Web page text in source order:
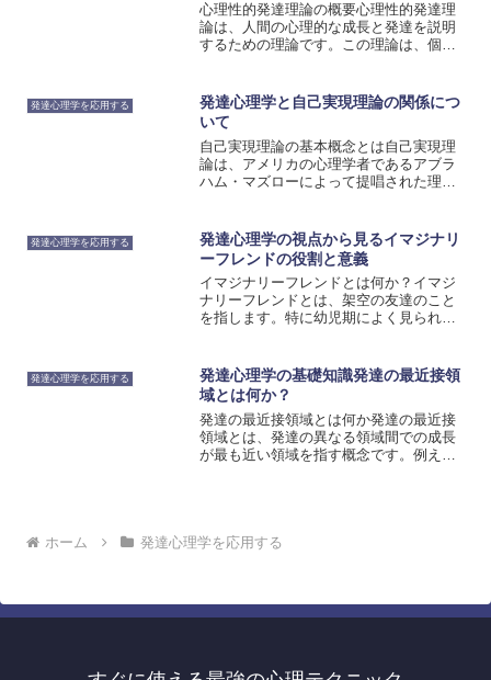
心理性的発達理論の概要心理性的発達理
論は、人間の心理的な成長と発達を説明
するための理論です。この理論は、個人
ターンを説明します。代表的な心理性的
発達理論の一つは、フロイ...
発達心理学を応用する
発達心理学と自己実現理論の関係につ
いて
自己実現理論の基本概念とは自己実現理
論は、アメリカの心理学者であるアブラ
ハム・マズローによって提唱された理論
重視する心理学の理論です。この理論
は、人間の成長や発達におい...
発達心理学を応用する
発達心理学の視点から見るイマジナリ
ーフレンドの役割と意義
イマジナリーフレンドとは何か？イマジ
ナリーフレンドとは、架空の友達のこと
を指します。特に幼児期によく見られる
ーフレンドは、子供の発達において重要
な役割を果たしています。...
発達心理学を応用する
発達心理学の基礎知識発達の最近接領
域とは何か？
発達の最近接領域とは何か発達の最近接
領域とは、発達の異なる領域間での成長
が最も近い領域を指す概念です。例え
ホーム
発達心理学を応用する